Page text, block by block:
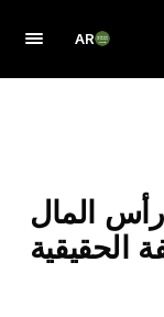
AR
المال
الحقيقية